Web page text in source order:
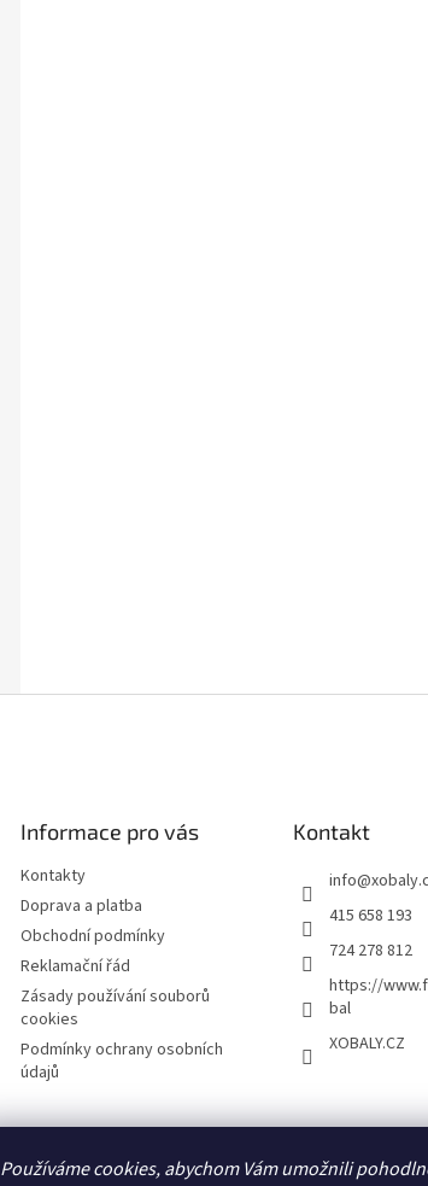
Používáme cookies, abychom Vám umožnili
Informace pro vás
Kontakty
Doprava a platba
Obchodní podmínky
Reklamační řád
Zásady používání souborů
cookies
Podmínky ochrany osobních
údajů
Kontakt
info@
415 658 193
724 278 812
https://
bal
XOBALY.CZ
FLEXOBAL